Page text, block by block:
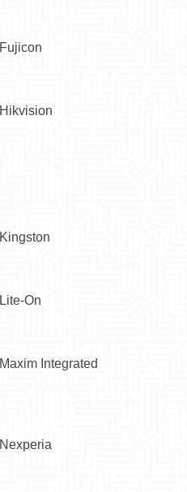
Fujicon
Hikvision
Kingston
Lite-On
Maxim Integrated
Nexperia